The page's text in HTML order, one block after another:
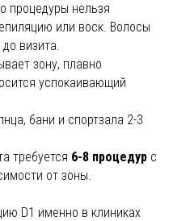
процедуры нельзя
или воск. Волосы
визита.
зону, плавно
успокаивающий
бани и спортзала 2-3
требуется 6-8 процедур с
от зоны.
D1 именно в клиниках